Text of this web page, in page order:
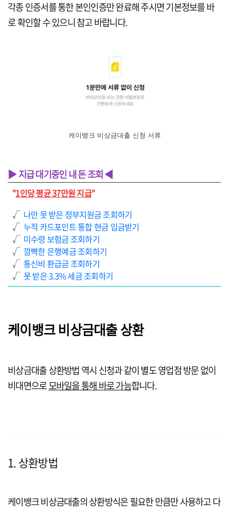
각종 인증서를 통한 본인인증만 완료해 주시면 기본정보를 바
로 확인할 수 있으니 참고 바랍니다.
케이뱅크 비상금대출 신청 서류
▶ 지급 대기중인 내 돈 조회 ◀
"1인당 평균 37만원 지급"
√ 나만 못 받은 정부지원금 조회하기
√ 누적 카드포인트 통합 현금 입금받기
√ 미수령 보험금 조회하기
√ 깜빡한 은행예금 조회하기
√ 통신비 환급금 조회하기
√ 못 받은 3.3% 세금 조회하기
케이뱅크 비상금대출 상환
비상금대출 상환방법 역시 신청과 같이 별도 영업점 방문 없이
비대면으로모바일을 통해 바로 가능합니다.
1. 상환방법
케이뱅크 비상금대출의 상환방식은 필요한 만큼만 사용하고 다